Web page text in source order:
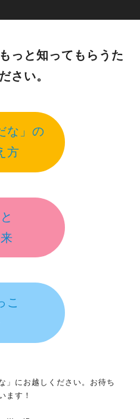
っと知ってもらうた
さい。
な」の
方
こ
」にお越しください。お待ち
ます！